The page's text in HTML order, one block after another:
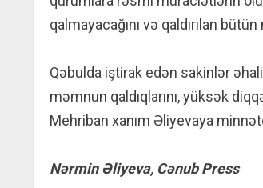
qalmayacağını və qaldırılan
Qəbulda iştirak edən sakinlər
məmnun qaldıqlarını, yüksək
Mehriban xanım Əliyevaya
Nərmin Əliyeva, Cənub Press